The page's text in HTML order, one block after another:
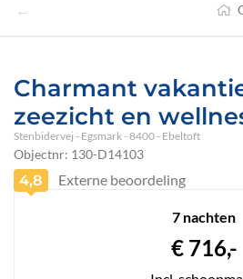
←
Charmant
zeezicht en
Stenbidervej - Egsmark - 8400 - Ebeltoft
Objectnr: 130-D14103
4,8 Externe beoordeling
7 nachten
€ 716,-